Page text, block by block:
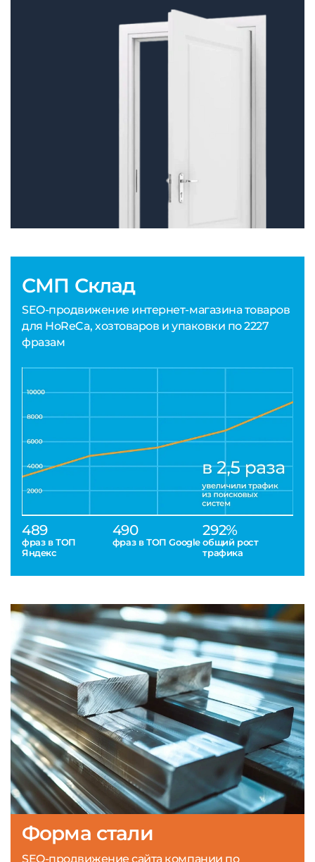
СМП Склад
SEO-продвижение интернет-магазина товаров
для HoReCa, хозтоваров и упаковки по 2227
фразам
489
фраз в ТОП
Яндекс
490
фраз в ТОП Google
292%
общий рост
трафика
Форма стали
SEO-продвижение сайта компании по